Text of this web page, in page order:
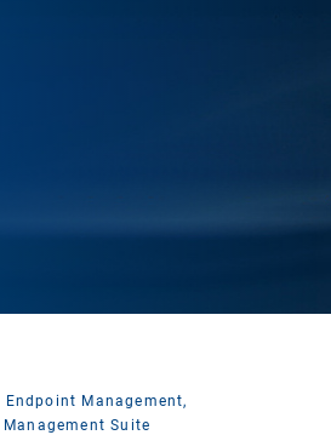
Endpoint Management,
Management Suite